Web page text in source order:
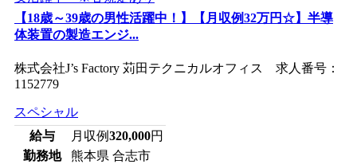
【18歳～39歳の男性活躍中！】【月収例32万円☆】半導
体装置の製造エンジ...
株式会社J’s Factory 苅田テクニカルオフィス 求人番号：
1152779
スペシャル
給与
月収例320,000円
勤務地
熊本県 合志市